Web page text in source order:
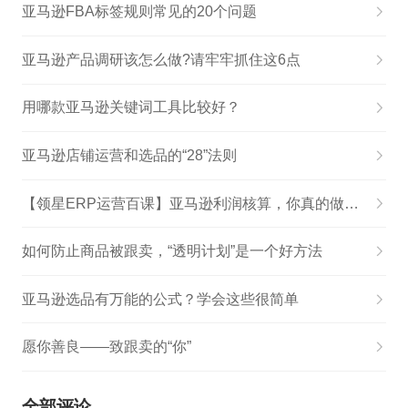
亚马逊FBA标签规则常见的20个问题
亚马逊产品调研该怎么做?请牢牢抓住这6点
用哪款亚马逊关键词工具比较好？
亚马逊店铺运营和选品的“28”法则
【领星ERP运营百课】亚马逊利润核算，你真的做对了吗？
如何防止商品被跟卖，“透明计划”是一个好方法
亚马逊选品有万能的公式？学会这些很简单
愿你善良——致跟卖的“你”